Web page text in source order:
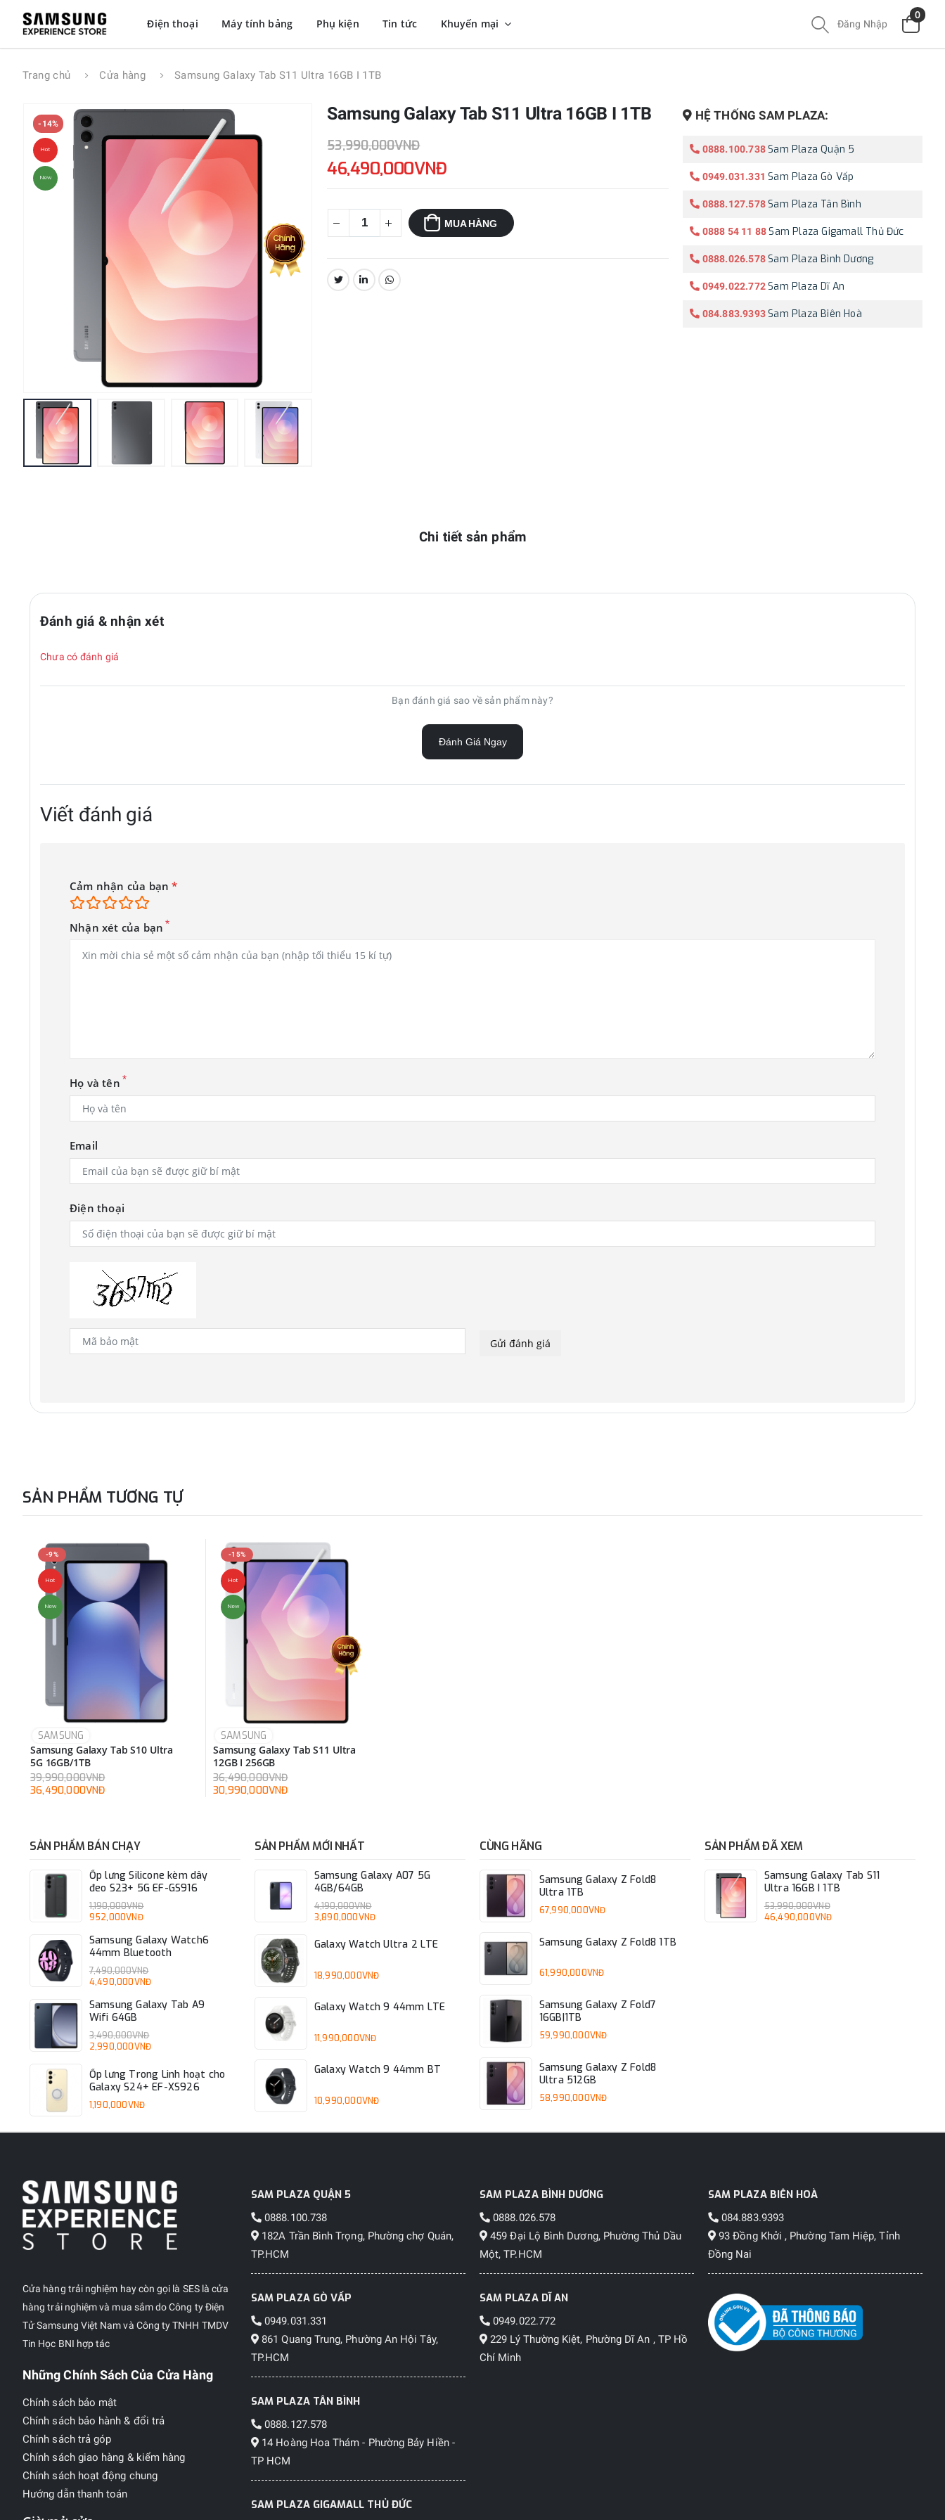
Điện thoại Máy tính bảng Phụ kiện Tin tức Khuyến mại Đăng Nhập
0
Trang chủ Cửa hàng Samsung Galaxy Tab S11 Ultra 16GB I 1TB
-14%
Hot
New
Samsung Galaxy Tab S11 Ultra 16GB I 1TB
53,990,000VNĐ
46,490,000VNĐ
MUA HÀNG
CHIA SẺ:
HỆ THỐNG SAM PLAZA:
0888.100.738 Sam Plaza Quận 5
0949.031.331 Sam Plaza Gò Vấp
0888.127.578 Sam Plaza Tân Bình
0888 54 11 88 Sam Plaza Gigamall Thủ Đức
0888.026.578 Sam Plaza Bình Dương
0949.022.772 Sam Plaza Dĩ An
084.883.9393 Sam Plaza Biên Hoà
Chi tiết sản phẩm
Đánh giá & nhận xét
Chưa có đánh giá
Bạn đánh giá sao về sản phẩm này?
Đánh Giá Ngay
Viết đánh giá
Cảm nhận của bạn*
Nhận xét của bạn *
Họ và tên *
Email
Điện thoại
SẢN PHẨM TƯƠNG TỰ
-9%
Hot
New
SAMSUNG
Samsung Galaxy Tab S10 Ultra
5G 16GB/1TB
39,990,000VNĐ
36,490,000VNĐ
-15%
Hot
New
SAMSUNG
Samsung Galaxy Tab S11 Ultra
12GB I 256GB
36,490,000VNĐ
30,990,000VNĐ
SẢN PHẨM BÁN CHẠY
Ốp lưng Silicone kèm dây
đeo S23+ 5G EF-GS916
1,190,000VNĐ
952,000VNĐ
Samsung Galaxy Watch6
44mm Bluetooth
7,490,000VNĐ
4,490,000VNĐ
Samsung Galaxy Tab A9
Wifi 64GB
3,490,000VNĐ
2,990,000VNĐ
Ốp lưng Trong Linh hoạt cho
Galaxy S24+ EF-XS926
1,190,000VNĐ
SẢN PHẨM MỚI NHẤT
Samsung Galaxy A07 5G
4GB/64GB
4,190,000VNĐ
3,890,000VNĐ
Galaxy Watch Ultra 2 LTE
18,990,000VNĐ
Galaxy Watch 9 44mm LTE
11,990,000VNĐ
Galaxy Watch 9 44mm BT
10,990,000VNĐ
CÙNG HÃNG
Samsung Galaxy Z Fold8
Ultra 1TB
67,990,000VNĐ
Samsung Galaxy Z Fold8 1TB
61,990,000VNĐ
Samsung Galaxy Z Fold7
16GB|1TB
59,990,000VNĐ
Samsung Galaxy Z Fold8
Ultra 512GB
58,990,000VNĐ
SẢN PHẨM ĐÃ XEM
Samsung Galaxy Tab S11
Ultra 16GB I 1TB
53,990,000VNĐ
46,490,000VNĐ
Cửa hàng trải nghiệm hay còn gọi là SES là cửa
hàng trải nghiệm và mua sắm do Công ty Điện
Tử Samsung Việt Nam và Công ty TNHH TMDV
Tin Học BNI hợp tác
Những Chính Sách Của Cửa Hàng
Chính sách bảo mật
Chính sách bảo hành & đổi trả
Chính sách trả góp
Chính sách giao hàng & kiểm hàng
Chính sách hoạt động chung
Hướng dẫn thanh toán
SAM PLAZA QUẬN 5
0888.100.738
182A Trần Bình Trọng, Phường chợ Quán,
TP.HCM
SAM PLAZA GÒ VẤP
0949.031.331
861 Quang Trung, Phường An Hội Tây,
TP.HCM
SAM PLAZA TÂN BÌNH
0888.127.578
14 Hoàng Hoa Thám - Phường Bảy Hiền -
TP HCM
SAM PLAZA GIGAMALL THỦ ĐỨC
SAM PLAZA BÌNH DƯƠNG
0888.026.578
459 Đại Lộ Bình Dương, Phường Thủ Dầu
Một, TP.HCM
SAM PLAZA DĨ AN
0949.022.772
229 Lý Thường Kiệt, Phường Dĩ An , TP Hồ
Chí Minh
SAM PLAZA BIÊN HOÀ
084.883.9393
93 Đồng Khởi , Phường Tam Hiệp, Tỉnh
Đồng Nai